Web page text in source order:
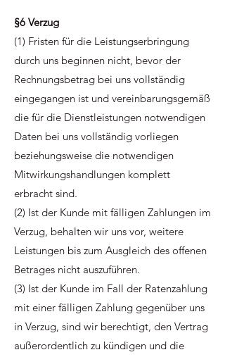
§6 Verzug
(1) Fristen für die Leistungserbringung
durch uns beginnen nicht, bevor der
Rechnungsbetrag bei uns vollständig
eingegangen ist und vereinbarungsgemäß
die für die Dienstleistungen notwendigen
Daten bei uns vollständig vorliegen
beziehungsweise die notwendigen
Mitwirkungshandlungen komplett
erbracht sind.
(2) Ist der Kunde mit fälligen Zahlungen im
Verzug, behalten wir uns vor, weitere
Leistungen bis zum Ausgleich des offenen
Betrages nicht auszuführen.
(3) Ist der Kunde im Fall der Ratenzahlung
mit einer fälligen Zahlung gegenüber uns
in Verzug, sind wir berechtigt, den Vertrag
außerordentlich zu kündigen und die